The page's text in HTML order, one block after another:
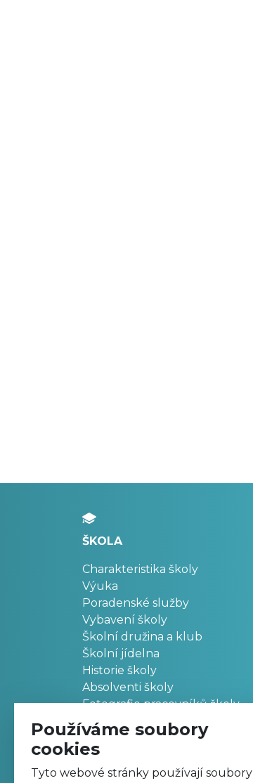
ŠKOLA
Charakteristika školy
Výuka
Poradenské služby
Vybavení školy
Školní družina a klub
Školní jídelna
Historie školy
Absolventi školy
Fotografie pracovníků školy
Používáme soubory
cookies
Tyto webové stránky používají soubory